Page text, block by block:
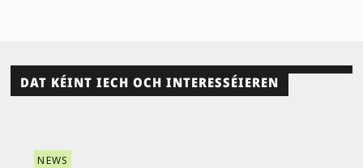
DAT KÉINT IECH OCH INTERESSÉIEREN
NEWS